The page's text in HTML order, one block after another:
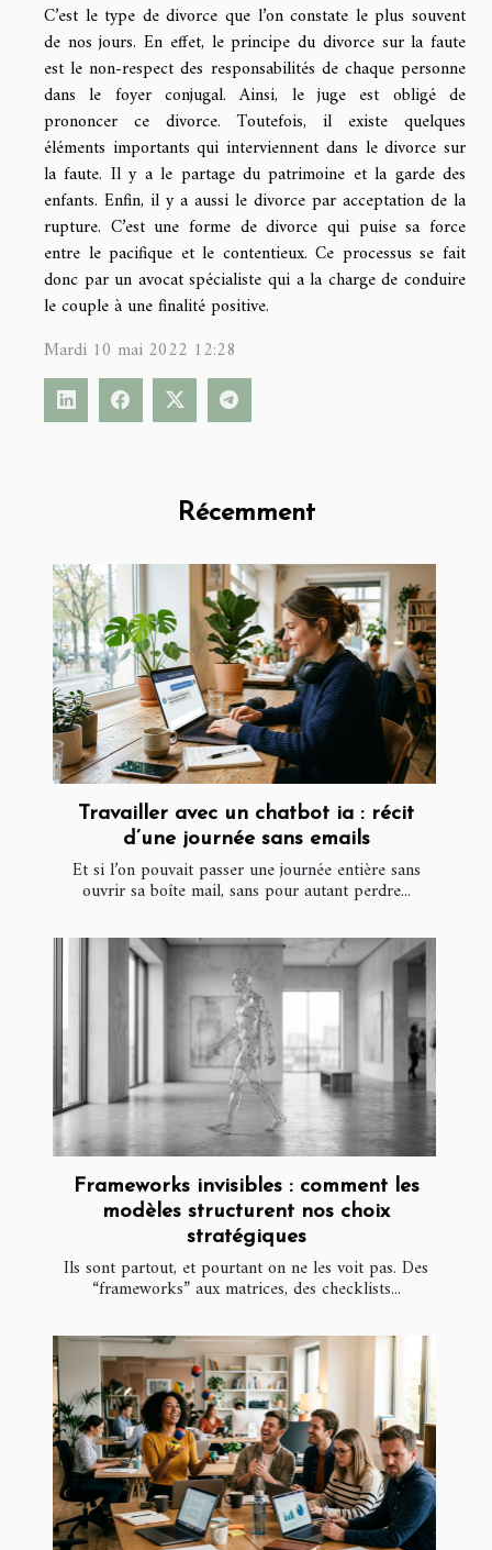
Récemment
Travailler avec un chatbot ia : récit
d’une journée sans emails
Et si l’on pouvait passer une journée entière sans
ouvrir sa boîte mail, sans pour autant perdre...
Frameworks invisibles : comment les
modèles structurent nos choix
stratégiques
Ils sont partout, et pourtant on ne les voit pas. Des
“frameworks” aux matrices, des checklists...
C’est le type de divorce que l’on constate le plus souvent
de nos jours. En effet, le principe du divorce sur la faute
est le non-respect des responsabilités de chaque personne
dans le foyer conjugal. Ainsi, le juge est obligé de
prononcer ce divorce. Toutefois, il existe quelques
éléments importants qui interviennent dans le divorce sur
la faute. Il y a le partage du patrimoine et la garde des
enfants. Enfin, il y a aussi le divorce par acceptation de la
rupture. C’est une forme de divorce qui puise sa force
entre le pacifique et le contentieux. Ce processus se fait
donc par un avocat spécialiste qui a la charge de conduire
le couple à une finalité positive.
Mardi 10 mai 2022 12:28